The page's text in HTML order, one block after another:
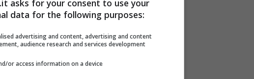
asks for your consent to use your
data for the following purposes:
advertising and content, advertising and content
audience research and services development
or access information on a device